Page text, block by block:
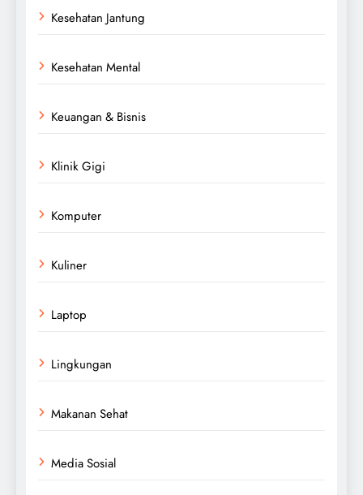
Kesehatan Jantung
Kesehatan Mental
Keuangan & Bisnis
Klinik Gigi
Komputer
Kuliner
Laptop
Lingkungan
Makanan Sehat
Media Sosial